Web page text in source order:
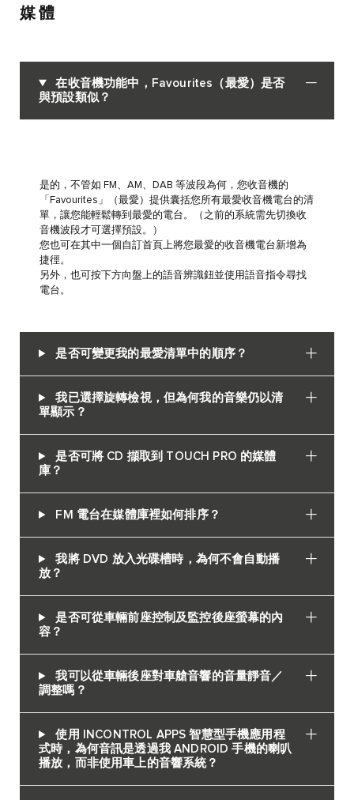
媒體
在收音機功能中，Favourites（最愛）是否
與預設類似？
是的，不管如 FM、AM、DAB 等波段為何，您收音機的
「Favourites」（最愛）提供囊括您所有最愛收音機電台的清
單，讓您能輕鬆轉到最愛的電台。（之前的系統需先切換收
音機波段才可選擇預設。）
您也可在其中一個自訂首頁上將您最愛的收音機電台新增為
捷徑。
另外，也可按下方向盤上的語音辨識鈕並使用語音指令尋找
電台。
是否可變更我的最愛清單中的順序？
我已選擇旋轉檢視，但為何我的音樂仍以清
單顯示？
是否可將 CD 擷取到 TOUCH PRO 的媒體
庫？
FM 電台在媒體庫裡如何排序？
我將 DVD 放入光碟槽時，為何不會自動播
放？
是否可從車輛前座控制及監控後座螢幕的內
容？
我可以從車輛後座對車艙音響的音量靜音／
調整嗎？
使用 INCONTROL APPS 智慧型手機應用程
式時，為何音訊是透過我 ANDROID 手機的喇叭
播放，而非使用車上的音響系統？